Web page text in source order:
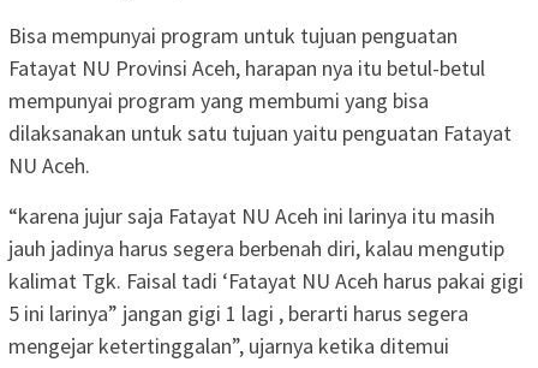
Bisa mempunyai program untuk tujuan penguatan
Fatayat NU Provinsi Aceh, harapan nya itu betul-betul
mempunyai program yang membumi yang bisa
dilaksanakan untuk satu tujuan yaitu penguatan Fatayat
NU Aceh.
“karena jujur saja Fatayat NU Aceh ini larinya itu masih
jauh jadinya harus segera berbenah diri, kalau mengutip
kalimat Tgk. Faisal tadi ‘Fatayat NU Aceh harus pakai gigi
5 ini larinya” jangan gigi 1 lagi , berarti harus segera
mengejar ketertinggalan”, ujarnya ketika ditemui